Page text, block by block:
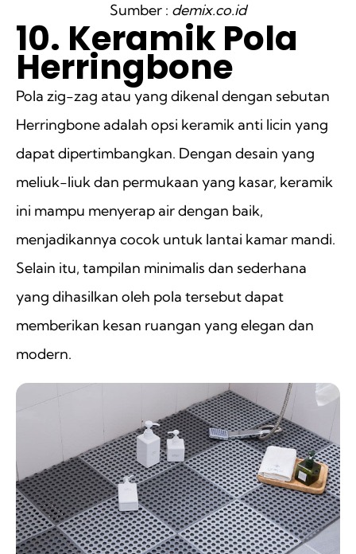
Sumber : demix.co.id
10. Keramik Pola
Herringbone
Pola zig-zag atau yang dikenal dengan sebutan
Herringbone adalah opsi keramik anti licin yang
dapat dipertimbangkan. Dengan desain yang
meliuk-liuk dan permukaan yang kasar, keramik
ini mampu menyerap air dengan baik,
menjadikannya cocok untuk lantai kamar mandi.
Selain itu, tampilan minimalis dan sederhana
yang dihasilkan oleh pola tersebut dapat
memberikan kesan ruangan yang elegan dan
modern.